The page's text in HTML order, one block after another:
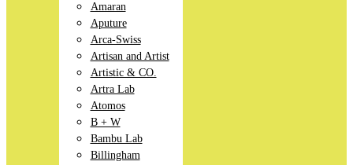
Amaran
Aputure
Arca-Swiss
Artisan and Artist
Artistic & CO.
Artra Lab
Atomos
B + W
Bambu Lab
Billingham